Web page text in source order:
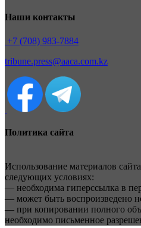
Наши контакты
+7 (708) 983-7884
tribune.press@aaca.com.kz
Политика сайта
Использование материалов
следующих условиях:
— необходима гиперссылка в
— может быть воспроизведено
— при копировании полного
необходимо письменное